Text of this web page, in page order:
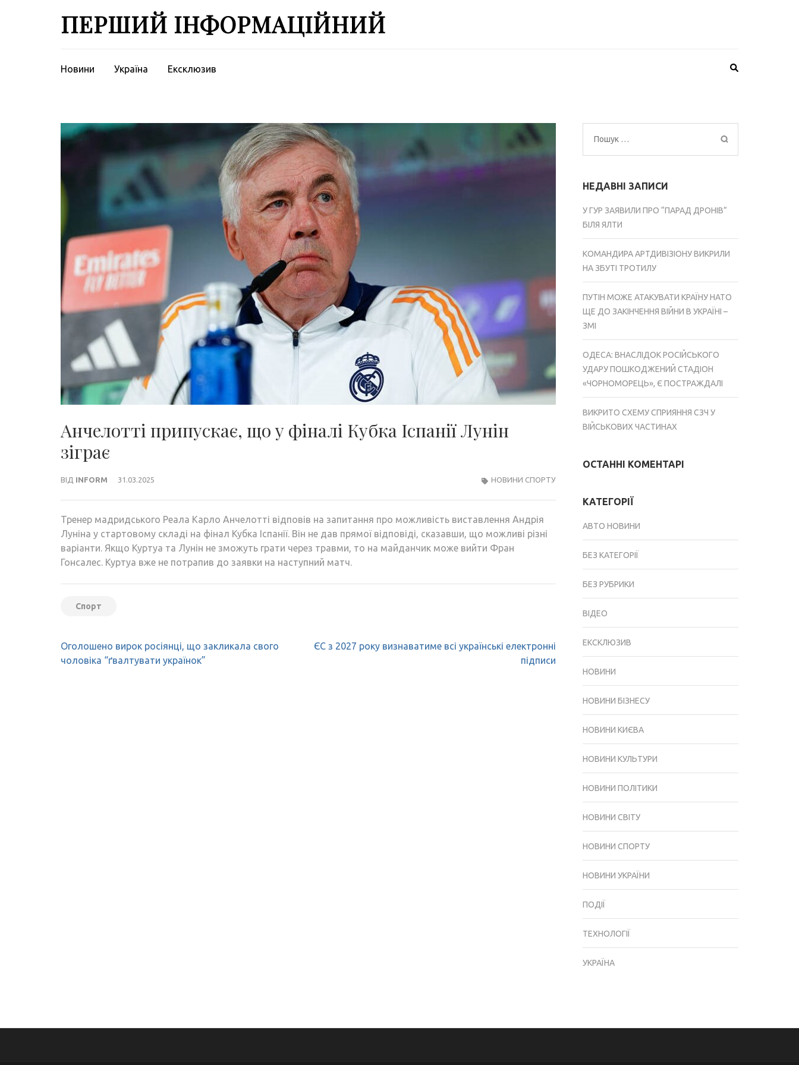
ПЕРШИЙ ІНФОРМАЦІЙНИЙ
Новини Україна Ексклюзив
Анчелотті припускає, що у фіналі Кубка Іспанії Лунін
зіграє
ВІД INFORM 31.03.2025 НОВИНИ СПОРТУ
Тренер мадридського Реала Карло Анчелотті відповів на запитання про можливість виставлення Андрія
Луніна у стартовому складі на фінал Кубка Іспанії. Він не дав прямої відповіді, сказавши, що можливі різні
варіанти. Якщо Куртуа та Лунін не зможуть грати через травми, то на майданчик може вийти Фран
Гонсалес. Куртуа вже не потрапив до заявки на наступний матч.
Спорт
Навігація
записів
Оголошено вирок росіянці, що закликала свого
чоловіка “ґвалтувати українок”
ЄС з 2027 року визнаватиме всі українські електронні
підписи
Пошук:
НЕДАВНІ ЗАПИСИ
У ГУР ЗАЯВИЛИ ПРО “ПАРАД ДРОНІВ”
БІЛЯ ЯЛТИ
КОМАНДИРА АРТДИВІЗІОНУ ВИКРИЛИ
НА ЗБУТІ ТРОТИЛУ
ПУТІН МОЖЕ АТАКУВАТИ КРАЇНУ НАТО
ЩЕ ДО ЗАКІНЧЕННЯ ВІЙНИ В УКРАЇНІ –
ЗМІ
ОДЕСА: ВНАСЛІДОК РОСІЙСЬКОГО
УДАРУ ПОШКОДЖЕНИЙ СТАДІОН
«ЧОРНОМОРЕЦЬ», Є ПОСТРАЖДАЛІ
ВИКРИТО СХЕМУ СПРИЯННЯ СЗЧ У
ВІЙСЬКОВИХ ЧАСТИНАХ
ОСТАННІ КОМЕНТАРІ
КАТЕГОРІЇ
АВТО НОВИНИ
БЕЗ КАТЕГОРІЇ
БЕЗ РУБРИКИ
ВІДЕО
ЕКСКЛЮЗИВ
НОВИНИ
НОВИНИ БІЗНЕСУ
НОВИНИ КИЄВА
НОВИНИ КУЛЬТУРИ
НОВИНИ ПОЛІТИКИ
НОВИНИ СВІТУ
НОВИНИ СПОРТУ
НОВИНИ УКРАЇНИ
ПОДІЇ
ТЕХНОЛОГІЇ
УКРАЇНА